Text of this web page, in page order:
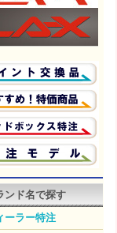
ンド名で探す
ーラー特注